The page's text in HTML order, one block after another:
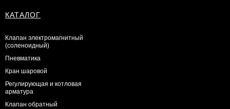
КАТАЛОГ
Клапан электромагнитный
(соленоидный)
Пневматика
Кран шаровой
Регулирующая и котловая
арматура
Клапан обратный